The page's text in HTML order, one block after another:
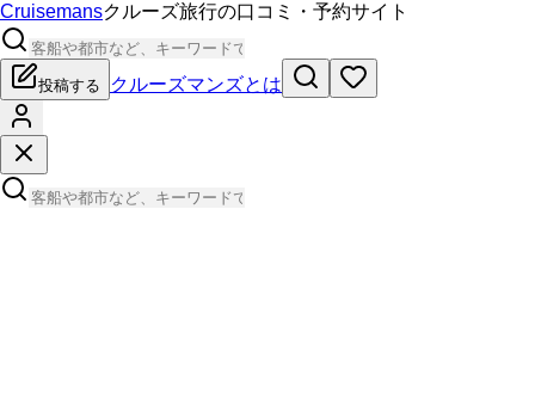
Cruisemansクルーズ旅行の口コミ・予約サイト
投稿する クルーズマンズとは